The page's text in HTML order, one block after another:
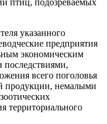
птиц, подозреваемых
указанного
предприятия
экономическим
всего поголовья
продукции, немалыми
территориального